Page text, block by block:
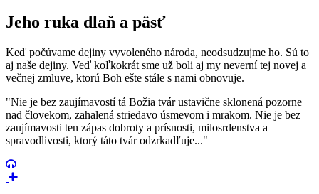
Jeho ruka dlaň a päsť
Keď počúvame dejiny vyvoleného národa, neodsudzujme ho. Sú to
aj naše dejiny. Veď koľkokrát sme už boli aj my neverní tej novej a
večnej zmluve, ktorú Boh ešte stále s nami obnovuje.
"Nie je bez zaujímavostí tá Božia tvár ustavične sklonená pozorne
nad človekom, zahalená striedavo úsmevom i mrakom. Nie je bez
zaujímavosti ten zápas dobroty a prísnosti, milosrdenstva a
spravodlivosti, ktorý táto tvár odzrkadľuje..."